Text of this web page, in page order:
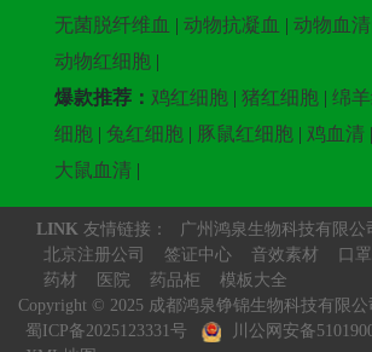
无菌脱纤维血 | 动物抗凝血 | 动物血
动物红细胞 |
爆款推荐： 鸡红细胞 | 猪红细胞 | 绵
细胞 | 兔红细胞 | 豚鼠红细胞 | 鸡血清 |
大鼠血清 |
LINK 友情链接：
广州鸿泉生物科技有限公
北京注册公司
签证中心 音效素材 口罩
药材
医院 药品柜
模板大全
Copyright © 2025 成都鸿泉铮锦生物科技有限公
蜀ICP备2025123331号
川公网安备